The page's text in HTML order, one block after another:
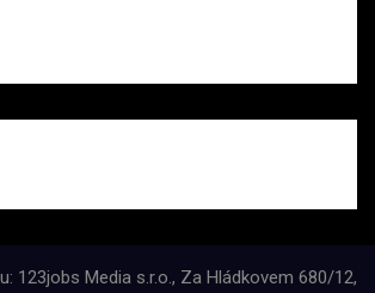
123jobs Media s.r.o., Za Hládkovem 680/12,